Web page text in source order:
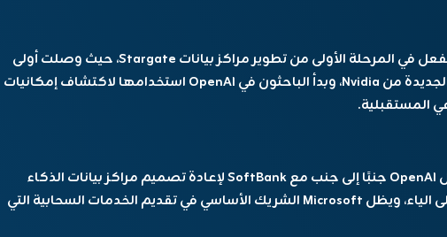
في أبيلين، بدأ العمل بالفعل في المرحلة الأولى من تطوير مراكز بيانات Stargate، حيث وصلت أولى
شحنات شرائح GB200 الجديدة من Nvidia، وبدأ الباحثون في OpenAI استخدامها لاكتشاف إمكانيات
المستقبلية.
بالإضافة إلى ذلك، تعمل OpenAI جنبًا إلى جنب مع SoftBank لإعادة تصميم مراكز بيانات الذكاء
الاصطناعي من الألف إلى الياء، ويظل Microsoft الشريك الأساسي في تقديم الخدمات السحابية التي